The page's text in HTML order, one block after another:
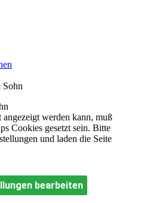
werden kann, muß
Cookies gesetzt sein. Bitte
und laden die Seite
bearbeiten